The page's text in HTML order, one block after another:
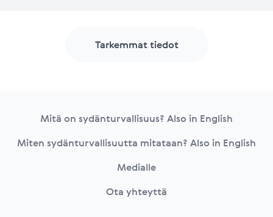
Tarkemmat tiedot
Mitä on sydänturvallisuus? Also in English
Miten sydänturvallisuutta mitataan? Also in English
Medialle
Ota yhteyttä